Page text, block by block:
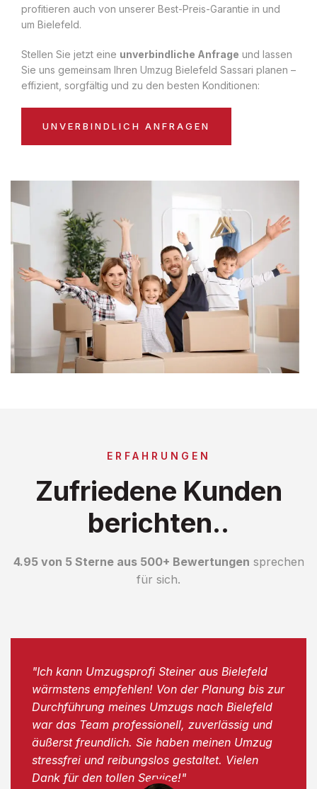
profitieren auch von unserer Best-Preis-Garantie in und
um Bielefeld.
Stellen Sie jetzt eine unverbindliche Anfrage und lassen
Sie uns gemeinsam Ihren Umzug Bielefeld Sassari planen –
effizient, sorgfältig und zu den besten Konditionen:
UNVERBINDLICH ANFRAGEN
ERFAHRUNGEN
Zufriedene Kunden
berichten..
4.95 von 5 Sterne aus 500+ Bewertungen sprechen
für sich.
"Ich kann Umzugsprofi Steiner aus Bielefeld
wärmstens empfehlen! Von der Planung bis zur
Durchführung meines Umzugs nach Bielefeld
war das Team professionell, zuverlässig und
äußerst freundlich. Sie haben meinen Umzug
stressfrei und reibungslos gestaltet. Vielen
Dank für den tollen Service!"